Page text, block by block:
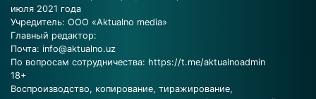
июля 2021 года
Учредитель: ООО «Aktualno media»
Главный редактор:
Почта: info@aktualno.uz
По вопросам сотрудничества: https://t.me/aktualnoadmin
18+
Воспроизводство, копирование, тиражирование,